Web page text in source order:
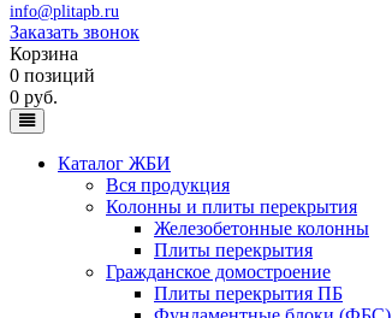
info@plitapb.ru
Заказать звонок
Корзина
0 позиций
0 руб.
Каталог ЖБИ
Вся продукция
Колонны и плиты перекрытия
Железобетонные колонны
Плиты перекрытия
Гражданское домостроение
Плиты перекрытия ПБ